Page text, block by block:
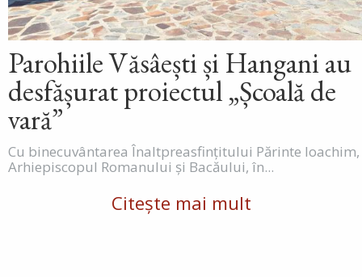
Parohiile Văsâești și Hangani au
desfășurat proiectul „Școală de
vară”
Cu binecuvântarea Înaltpreasfințitului Părinte Ioachim,
Arhiepiscopul Romanului și Bacăului, în...
Citește mai mult